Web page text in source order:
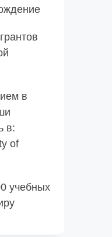
в
в:
of
учебных